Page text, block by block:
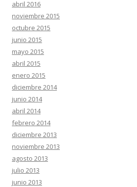
abril 2016
noviembre 2015
octubre 2015
junio 2015
mayo 2015
abril 2015
enero 2015
diciembre 2014
junio 2014
abril 2014
febrero 2014
diciembre 2013
noviembre 2013
agosto 2013
julio 2013
junio 2013